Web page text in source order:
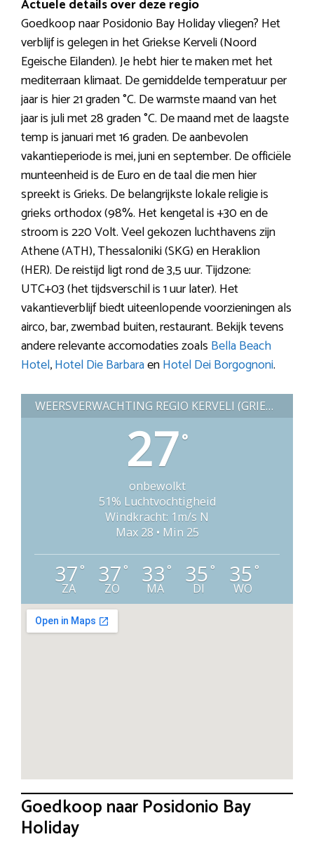
Actuele details over deze regio
Goedkoop naar Posidonio Bay Holiday vliegen? Het
verblijf is gelegen in het Griekse Kerveli (Noord
Egeische Eilanden). Je hebt hier te maken met het
mediterraan klimaat. De gemiddelde temperatuur per
jaar is hier 21 graden °C. De warmste maand van het
jaar is juli met 28 graden °C. De maand met de laagste
temp is januari met 16 graden. De aanbevolen
vakantieperiode is mei, juni en september. De officiële
munteenheid is de Euro en de taal die men hier
spreekt is Grieks. De belangrijkste lokale religie is
grieks orthodox (98%. Het kengetal is +30 en de
stroom is 220 Volt. Veel gekozen luchthavens zijn
Athene (ATH), Thessaloniki (SKG) en Heraklion
(HER). De reistijd ligt rond de 3,5 uur. Tijdzone:
UTC+03 (het tijdsverschil is 1 uur later). Het
vakantieverblijf biedt uiteenlopende voorzieningen als
airco, bar, zwembad buiten, restaurant. Bekijk tevens
andere relevante accomodaties zoals Bella Beach
Hotel,Hotel Die BarbaraenHotel Dei Borgognoni.
WEERSVERWACHTING REGIO KERVELI (GRIEKENLAND)
27°
onbewolkt
51% Luchtvochtigheid
Windkracht: 1m/s N
Max 28 • Min 25
37°
ZA
37°
ZO
33°
MA
35°
DI
35°
WO
Goedkoop naar Posidonio Bay
Holiday